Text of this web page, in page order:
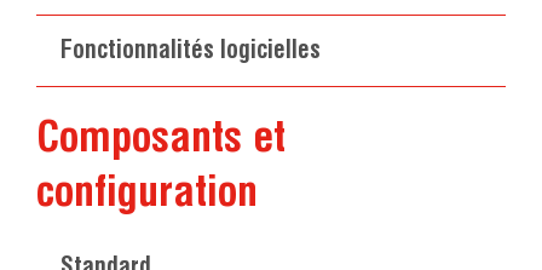
Fonctionnalités logicielles
Composants et
configuration